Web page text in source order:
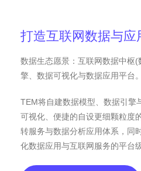
打造互联网数据与应
数据生态愿景：互联网数据中枢(
擎、数据可视化与数据应用平台。
TEM将自建数据模型、数据引擎
可视化、便捷的自设更细颗粒度
转服务与数据分析应用体系，同
化数据应用与互联网服务的平台